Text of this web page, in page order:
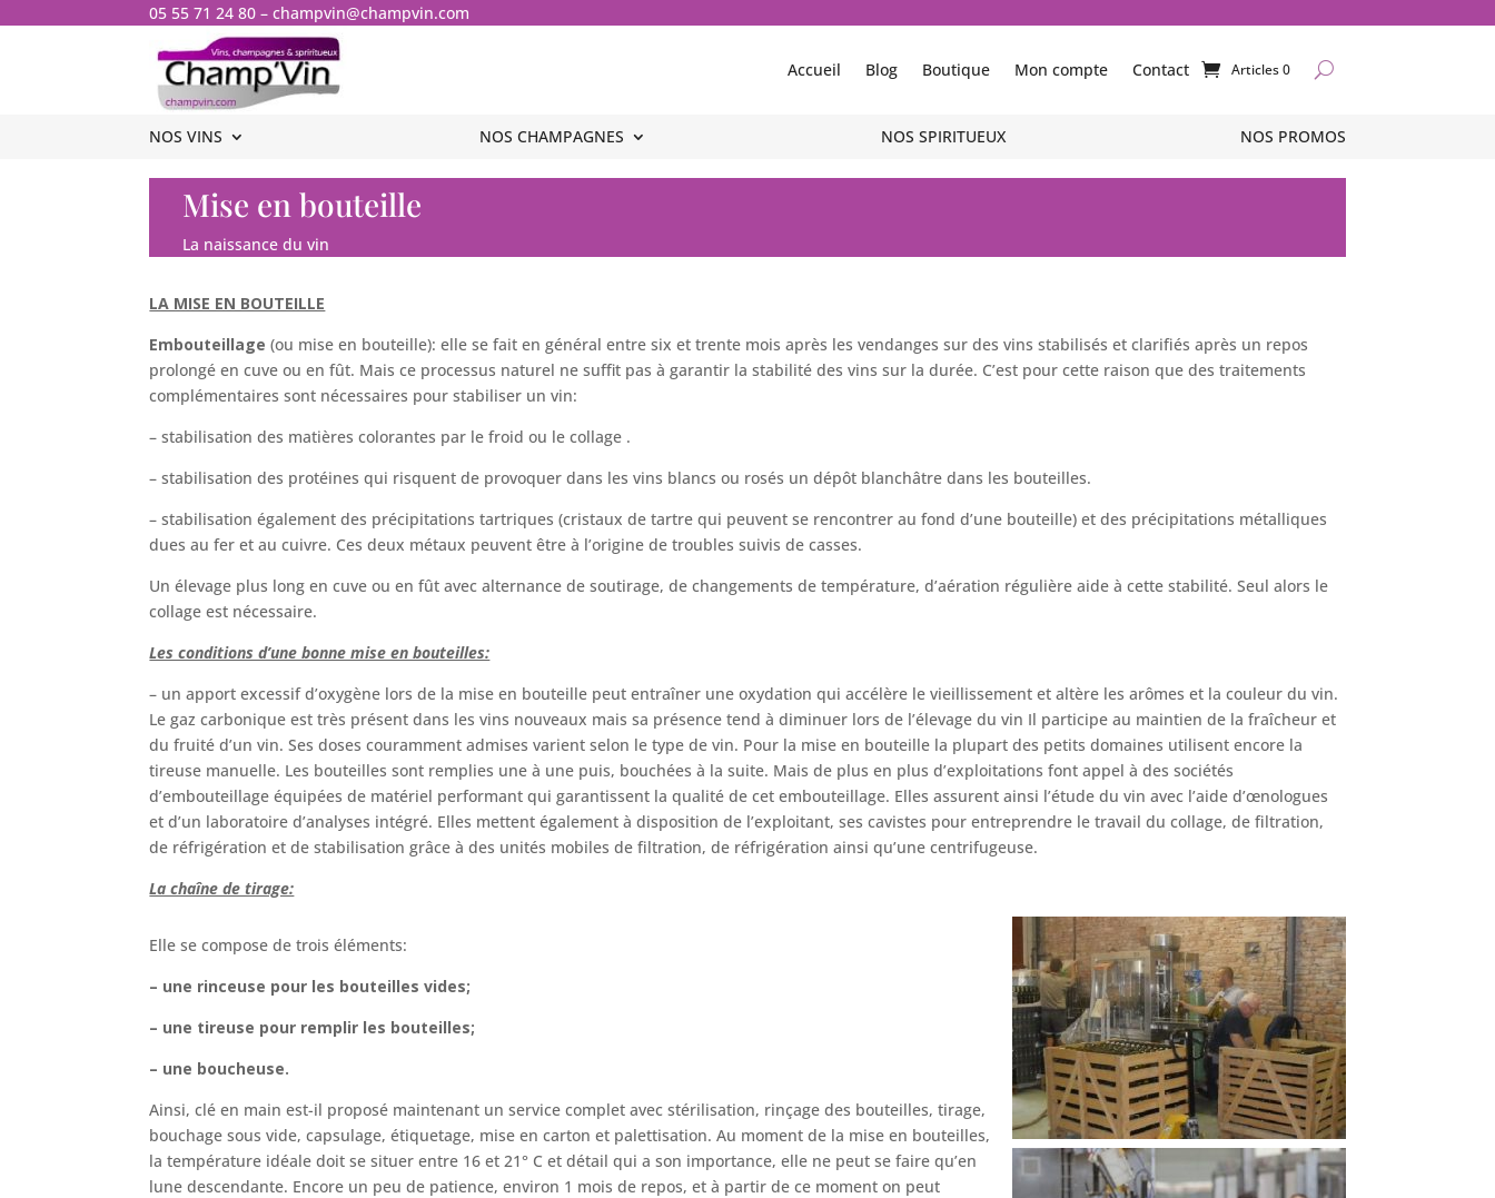
05 55 71 24 80 –champvin@champvin.com
Accueil Blog Boutique Mon compte Contact Articles 0
NOS VINS NOS CHAMPAGNES NOS SPIRITUEUX NOS PROMOS
NOS VINS NOS CHAMPAGNES NOS SPIRITUEUX NOS PROMOS
Mise en bouteille
La naissance du vin
LA MISE EN BOUTEILLE
Embouteillage(ou mise en bouteille): elle se fait en général entre six et trente mois après les vendanges sur des vins stabilisés et clarifiés après un repos
prolongé en cuve ou en fût. Mais ce processus naturel ne suffit pas à garantir la stabilité des vins sur la durée. C’est pour cette raison que des traitements
complémentaires sont nécessaires pour stabiliser un vin:
– stabilisation des matières colorantes par le froid ou le collage .
– stabilisation des protéines qui risquent de provoquer dans les vins blancs ou rosés un dépôt blanchâtre dans les bouteilles.
– stabilisation également des précipitations tartriques (cristaux de tartre qui peuvent se rencontrer au fond d’une bouteille) et des précipitations métalliques
dues au fer et au cuivre. Ces deux métaux peuvent être à l’origine de troubles suivis de casses.
Un élevage plus long en cuve ou en fût avec alternance de soutirage, de changements de température, d’aération régulière aide à cette stabilité. Seul alors le
collage est nécessaire.
Les conditions d’une bonne mise en bouteilles:
– un apport excessif d’oxygène lors de la mise en bouteille peut entraîner une oxydation qui accélère le vieillissement et altère les arômes et la couleur du vin.
Le gaz carbonique est très présent dans les vins nouveaux mais sa présence tend à diminuer lors de l’élevage du vin Il participe au maintien de la fraîcheur et
du fruité d’un vin. Ses doses couramment admises varient selon le type de vin. Pour la mise en bouteille la plupart des petits domaines utilisent encore la
tireuse manuelle. Les bouteilles sont remplies une à une puis, bouchées à la suite. Mais de plus en plus d’exploitations font appel à des sociétés
d’embouteillage équipées de matériel performant qui garantissent la qualité de cet embouteillage. Elles assurent ainsi l’étude du vin avec l’aide d’œnologues
et d’un laboratoire d’analyses intégré. Elles mettent également à disposition de l’exploitant, ses cavistes pour entreprendre le travail du collage, de filtration,
de réfrigération et de stabilisation grâce à des unités mobiles de filtration, de réfrigération ainsi qu’une centrifugeuse.
La chaîne de tirage:
Elle se compose de trois éléments:
– une rinceuse pour les bouteilles vides;
– une tireuse pour remplir les bouteilles;
– une boucheuse.
Ainsi, clé en main est-il proposé maintenant un service complet avec stérilisation, rinçage des bouteilles, tirage,
bouchage sous vide, capsulage, étiquetage, mise en carton et palettisation. Au moment de la mise en bouteilles,
la température idéale doit se situer entre 16 et 21° C et détail qui a son importance,elle ne peut se faire qu’en
lune descendante. Encore un peu de patience, environ 1 mois de repos, et à partir de ce moment on peut